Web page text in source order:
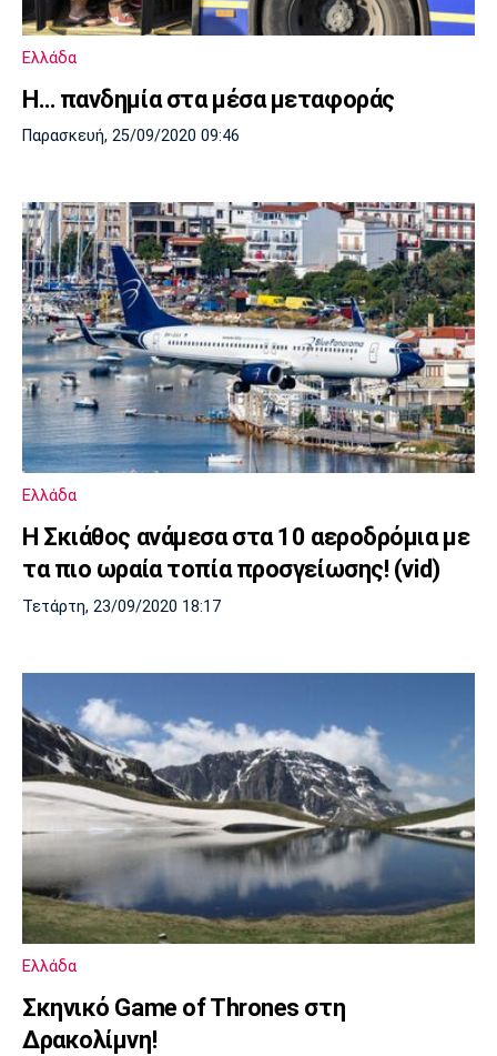
Ελλάδα
Η… πανδημία στα μέσα μεταφοράς
Παρασκευή, 25/09/2020 09:46
Ελλάδα
Η Σκιάθος ανάμεσα στα 10 αεροδρόμια με
τα πιο ωραία τοπία προσγείωσης! (vid)
Τετάρτη, 23/09/2020 18:17
Ελλάδα
Σκηνικό Game of Thrones στη
Δρακολίμνη!